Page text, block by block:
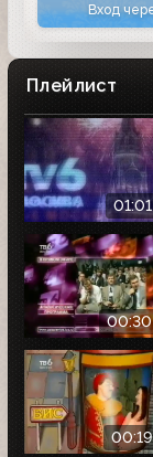
Вход
Плейлист
01:01
00:30
00:19